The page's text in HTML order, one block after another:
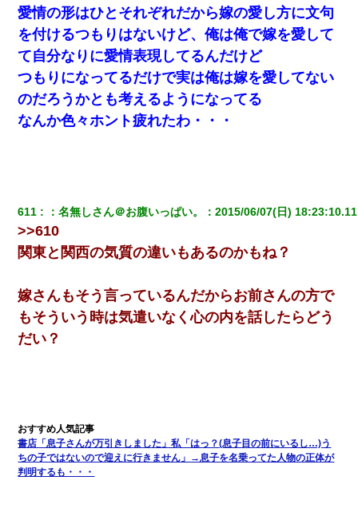
父が他界→父のフリン相手『どうか相続を放棄して下さい、昔の
ことは謝ります。ごめんなさい…』私「お子さんはフリン略奪婚
って知ってるの？」相手『 』結果→
隣室のお婆ちゃん「下階からの異臭に困ってる、今もすっごく臭
い」私「変だなあ～なにも臭わないよ」→ その後。警察『絶対に
窓とドアを開けないで』
３２歳俺「ずっと好きでした！！付き合って下さい！」 ２５歳
彼女「うん！！絶対幸せになろうね！！！！」 → ７年後ｗｗ
ｗｗｗ
父親がくも膜下出血で突然ﾀﾋ。→母の貯金が0なことが判明。→母
「私を家に置いてほしい、どうか見捨てないで(土下座」俺・嫁
「…」
んでもない仕事に就いていた
22歳の頃、父に36歳の男性とお見合いをしてくれと頼まれた。父
愛情の形はひとそれぞれだから嫁の愛し方に文句
を付けるつもりはないけど、俺は俺で嫁を愛して
て自分なりに愛情表現してるんだけど
つもりになってるだけで実は俺は嫁を愛してない
のだろうかとも考えるようになってる
なんか色々ホント疲れたわ・・・
611 ：名無しさん＠お腹いっぱい。 ：2015/06/07(日)
>>610
関東と関西の気質の違いもあるのかもね？
嫁さんもそう言っているんだからお前さんの方で
もそういう時は気遣いなく心の内を話したらどう
だい？
書店「息子さんが万引きしました」私「はっ？(息子目の前にいるし…)う
ちの子ではないので迎えに行きません」→息子を名乗ってた人物の正体が
判明するも・・・